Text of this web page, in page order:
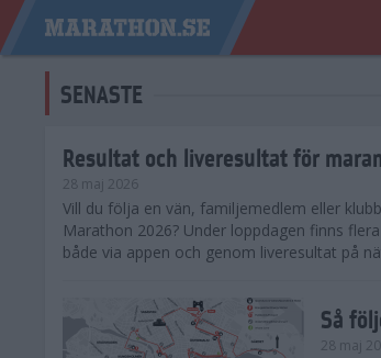
SENASTE
Resultat och liveresultat för
28 maj 2026
​Vill du följa en vän, familjemedlem eller
Marathon 2026? Under loppdagen finns
både via appen och genom liveresultat på
Så
28 maj